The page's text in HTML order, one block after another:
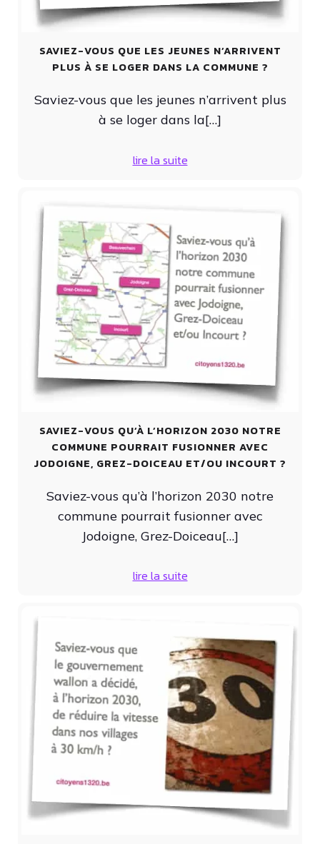
SAVIEZ-VOUS QUE LES JEUNES N’ARRIVENT
PLUS À SE LOGER DANS LA COMMUNE ?
Saviez-vous que les jeunes n’arrivent plus
à se loger dans la[…]
lire la suite
SAVIEZ-VOUS QU’À L’HORIZON 2030 NOTRE
COMMUNE POURRAIT FUSIONNER AVEC
JODOIGNE, GREZ-DOICEAU ET/OU INCOURT ?
Saviez-vous qu’à l’horizon 2030 notre
commune pourrait fusionner avec
Jodoigne, Grez-Doiceau[…]
lire la suite